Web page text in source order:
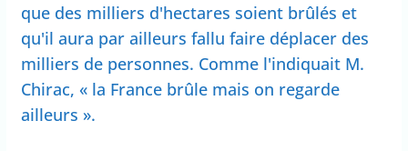
que des milliers d'hectares soient brûlés et
qu'il aura par ailleurs fallu faire déplacer des
milliers de personnes. Comme l'indiquait M.
Chirac, « la France brûle mais on regarde
ailleurs ».